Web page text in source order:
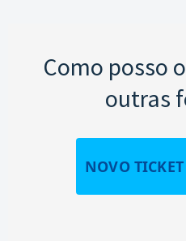
Como posso
outras
NOVO